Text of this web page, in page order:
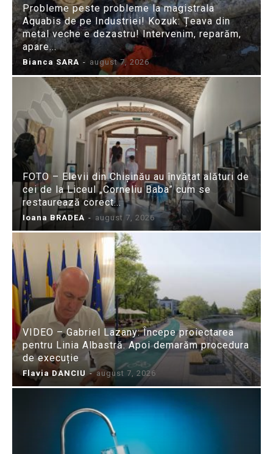
Probleme peste probleme la magistrala
Aquabis de pe Industriei! Kozuk: Țeava din
metal veche e dezastru! Intervenim, reparăm,
apare...
Bianca SARA - august 7, 2026
FOTO – Elevii din Chișinău au învățat alături de
cei de la Liceul „Corneliu Baba” cum se
restaurează corect...
Ioana BRADEA - august 7, 2026
VIDEO – Gabriel Lazany: Începe proiectarea
pentru Linia Albastră. Apoi demarăm procedura
de execuție
Flavia DANCIU - august 7, 2026